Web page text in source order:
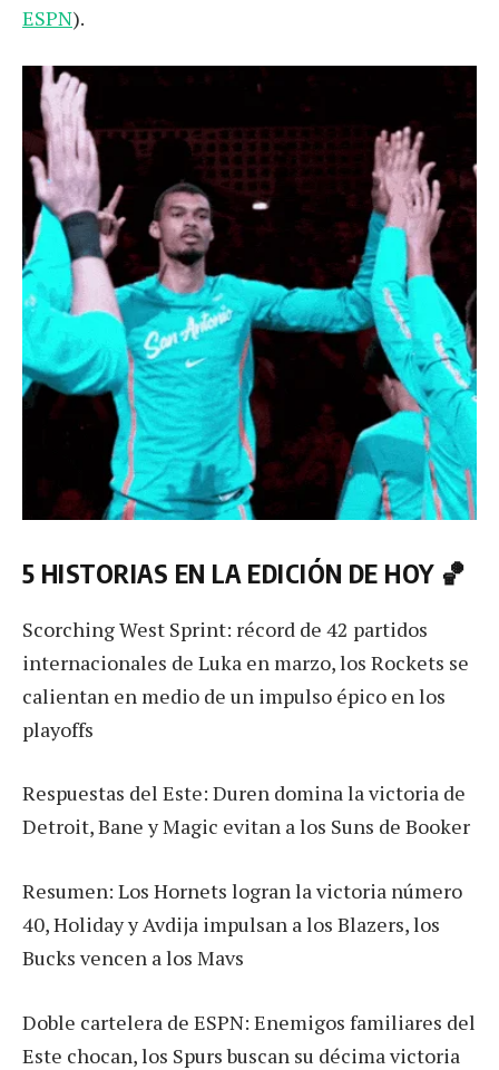
ESPN).
5 HISTORIAS EN LA EDICIÓN DE HOY 🏀
Scorching West Sprint: récord de 42 partidos
internacionales de Luka en marzo, los Rockets se
calientan en medio de un impulso épico en los
playoffs
Respuestas del Este: Duren domina la victoria de
Detroit, Bane y Magic evitan a los Suns de Booker
Resumen: Los Hornets logran la victoria número
40, Holiday y Avdija impulsan a los Blazers, los
Bucks vencen a los Mavs
Doble cartelera de ESPN: Enemigos familiares del
Este chocan, los Spurs buscan su décima victoria